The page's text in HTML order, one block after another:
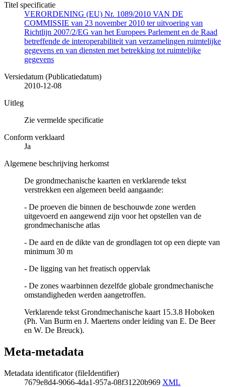
Titel specificatie
VERORDENING (EU) Nr. 1089/2010 VAN DE
COMMISSIE van 23 november 2010 ter uitvoering van
Richtlijn 2007/2/EG van het Europees Parlement en de Raad
betreffende de interoperabiliteit van verzamelingen ruimtelijke
gegevens en van diensten met betrekking tot ruimtelijke
gegevens
Versiedatum (Publicatiedatum)
2010-12-08
Uitleg
Zie vermelde specificatie
Conform verklaard
Ja
Algemene beschrijving herkomst
De grondmechanische kaarten en verklarende tekst
verstrekken een algemeen beeld aangaande:
- De proeven die binnen de beschouwde zone werden
uitgevoerd en aangewend zijn voor het opstellen van de
grondmechanische atlas
- De aard en de dikte van de grondlagen tot op een diepte van
minimum 30 m
- De ligging van het freatisch oppervlak
- De zones waarbinnen dezelfde globale grondmechanische
omstandigheden werden aangetroffen.
Verklarende tekst Grondmechanische kaart 15.3.8 Hoboken
(Ph. Van Burm en J. Maertens onder leiding van E. De Beer
en W. De Breuck).
Meta-metadata
Metadata identificator (fileIdentifier)
7679e8d4-9066-4da1-957a-08f31220b969 XML